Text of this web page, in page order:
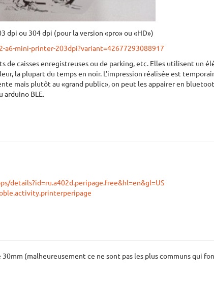
ou 304 dpi (pour la version «pro» ou «HD»)
mini-printer-203dpi?variant=42677293088917
caisses enregistreuses ou de parking, etc. Elles utilisent un
la plupart du temps en noir. L'impression réalisée est
mais plutôt au «grand public», on peut les appairer en
arduino BLE.
details?id=ru.a402d.peripage.free&hl=en&gl=US
(malheureusement ce ne sont pas les plus communs qui